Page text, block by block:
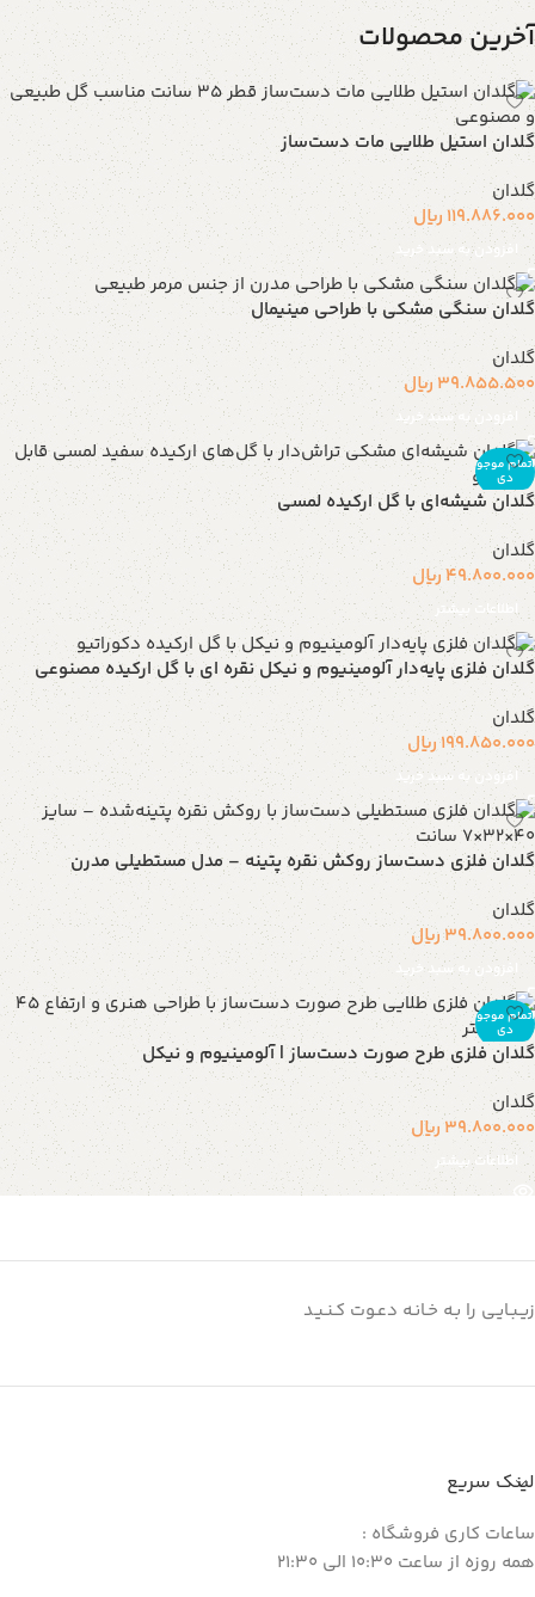
آخرین محصولات
گلدان استیل طلایی مات دست‌ساز
گلدان
119.886.000 ریال
افزودن به سبد خرید
گلدان سنگی مشکی با طراحی مینیمال
گلدان
39.855.500 ریال
افزودن به سبد خرید
اتمام موجو
دی
گلدان شیشه‌ای با گل ارکیده لمسی
گلدان
49.800.000ریال
اطلاعات بیشتر
گلدان فلزی پایه‌دار آلومینیوم و نیکل نقره ای با گل ارکیده مصنوعی
گلدان
199.850.000 ریال
افزودن به سبد خرید
گلدان فلزی دست‌ساز روکش نقره پتینه – مدل مستطیلی مدرن
گلدان
39.800.000 ریال
افزودن به سبد خرید
اتمام موجو
دی
گلدان فلزی طرح صورت دست‌ساز | آلومینیوم و نیکل
گلدان
39.800.000 ریال
اطلاعات بیشتر
زیـبـایـی را بـه خـانـه دعـوت کـنـیـد
لینک سریع
ساعات کاری فروشگاه :
همه روزه از ساعت 10:30 الی 21:30